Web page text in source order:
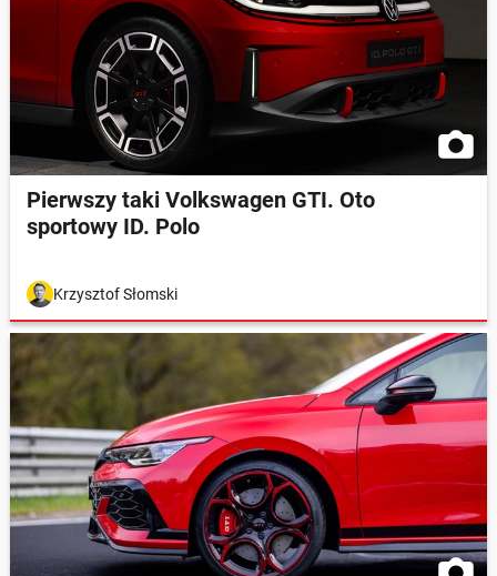
Pierwszy taki Volkswagen GTI. Oto
sportowy ID. Polo
Krzysztof Słomski